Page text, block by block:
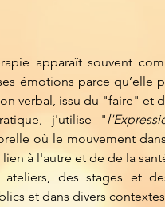
apparaît souvent
émotions parce qu’elle
verbal, issu du "faire" et
j'utilise "
où le mouvement
lien à l'autre et de de la
ateliers, des stages et
et dans divers